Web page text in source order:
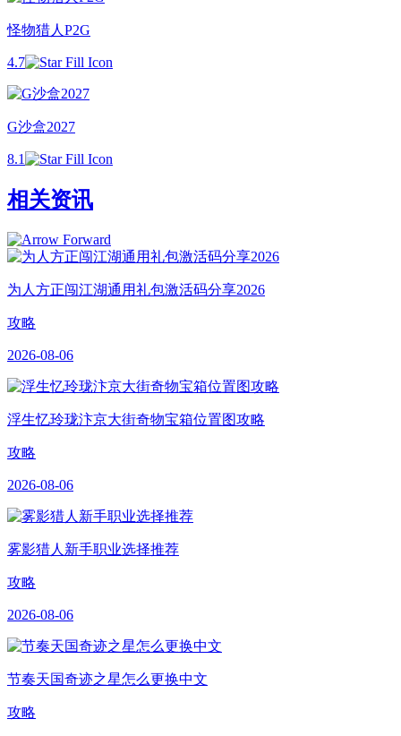
怪物猎人P2G
4.7
G沙盒2027
8.1
相关资讯
为人方正闯江湖通用礼包激活码分享2026
攻略
2026-08-06
浮生忆玲珑汴京大街奇物宝箱位置图攻略
攻略
2026-08-06
雾影猎人新手职业选择推荐
攻略
2026-08-06
节奏天国奇迹之星怎么更换中文
攻略